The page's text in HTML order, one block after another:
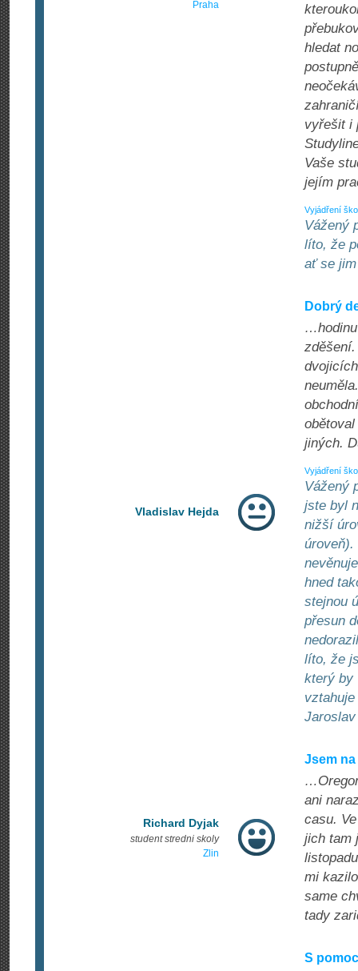
Praha
hledat
vyřešit i
Vaše
jejím
Vyjádření
Vážený
líto, že
ať se
Vladislav Hejda
Dobrý
…hodinu
jiných.
Vyjádření
Vážený
jste byl
nižší
úroveň).
hned
stejnou
přesun
líto, že
který by
Richard Dyjak
student stredni skoly
Zlin
Jsem
ani
casu.
jich tam
mi
same
tady
S